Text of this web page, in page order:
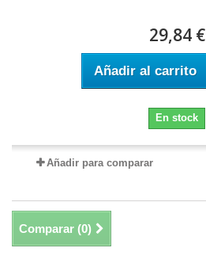
29,84 €
Añadir al carrito
En stock
Añadir para comparar
Comparar (0)